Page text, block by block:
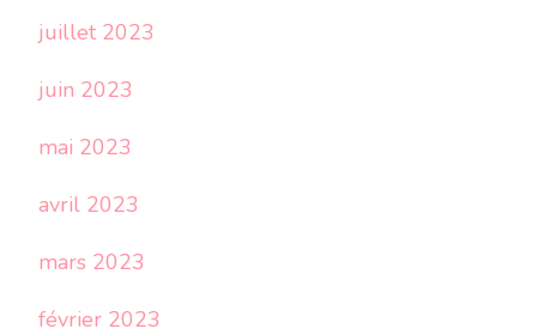
juillet 2023
juin 2023
mai 2023
avril 2023
mars 2023
février 2023